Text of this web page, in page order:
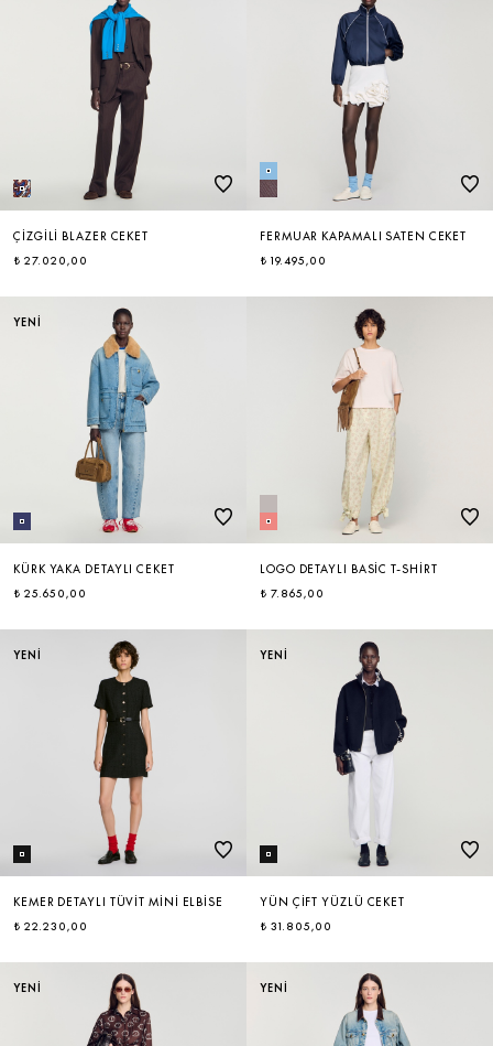
ÇIZGILI BLAZER CEKET
₺ 27.020,00
FERMUAR KAPAMALI SATEN CEKET
₺ 19.495,00
YENİ
KÜRK YAKA DETAYLI CEKET
₺ 25.650,00
LOGO DETAYLI BASIC T-SHIRT
₺ 7.865,00
YENİ
KEMER DETAYLI TÜVIT MINI ELBISE
₺ 22.230,00
YENİ
YÜN ÇIFT YÜZLÜ CEKET
₺ 31.805,00
YENİ YENİ